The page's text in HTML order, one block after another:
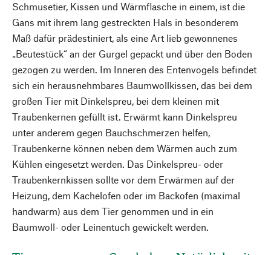
Schmusetier, Kissen und Wärmflasche in einem, ist die
Gans mit ihrem lang gestreckten Hals in besonderem
Maß dafür prädestiniert, als eine Art lieb gewonnenes
„Beutestück“ an der Gurgel gepackt und über den Boden
gezogen zu werden. Im Inneren des Entenvogels befindet
sich ein herausnehmbares Baumwollkissen, das bei dem
großen Tier mit Dinkelspreu, bei dem kleinen mit
Traubenkernen gefüllt ist. Erwärmt kann Dinkelspreu
unter anderem gegen Bauchschmerzen helfen,
Traubenkerne können neben dem Wärmen auch zum
Kühlen eingesetzt werden. Das Dinkelspreu- oder
Traubenkernkissen sollte vor dem Erwärmen auf der
Heizung, dem Kachelofen oder im Backofen (maximal
handwarm) aus dem Tier genommen und in ein
Baumwoll- oder Leinentuch gewickelt werden.